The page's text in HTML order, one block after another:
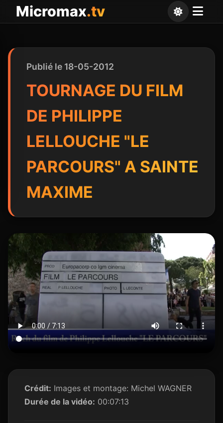
Micromax.tv
Publié le 18-05-2012
TOURNAGE DU FILM
DE PHILIPPE
LELLOUCHE "LE
PARCOURS" A SAINTE
MAXIME
Crédit: Images et montage: Michel WAGNER
Durée de la vidéo: 00:07:13
Panneau de gestion des cookies